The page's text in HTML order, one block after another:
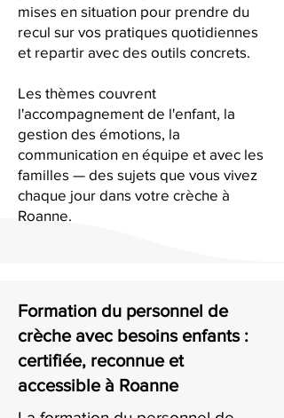
mises en situation pour prendre du
recul sur vos pratiques quotidiennes
et repartir avec des outils concrets.
Les thèmes couvrent
l'accompagnement de l'enfant, la
gestion des émotions, la
communication en équipe et avec les
familles — des sujets que vous vivez
chaque jour dans votre crèche à
Roanne.
Formation du personnel de
crèche avec besoins enfants :
certifiée, reconnue et
accessible à Roanne